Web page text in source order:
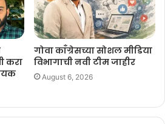
करा
गोवा काँग्रेसच्या सोशल मीडिया
विभागाची नवी टीम जाहीर
August 6, 2026